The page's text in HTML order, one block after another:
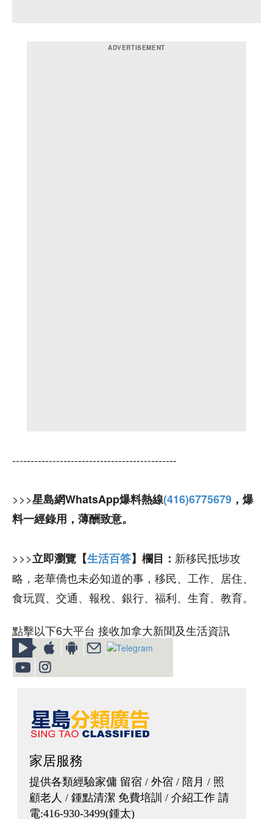
---------------------------------------------
>>>星島網WhatsApp爆料熱線(416)6775679 ，爆
料一經錄用，薄酬致意。
>>>立即瀏覽【生活百答】欄目： 新移民抵埗攻
略，老華僑也未必知道的事，移民、工作、居住、
食玩買、交通、報稅、銀行、福利、生育、教育。
點擊以下6大平台 接收加拿大新聞及生活資訊